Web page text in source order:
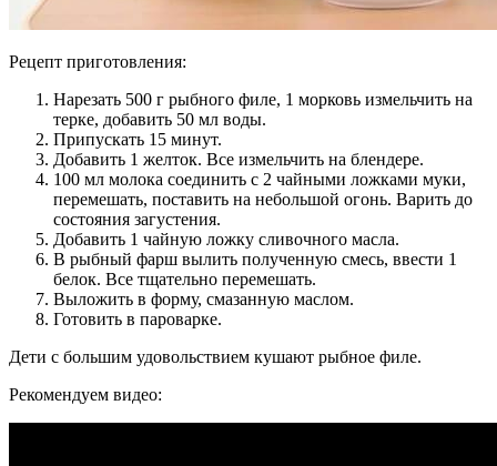
Рецепт приготовления:
Нарезать 500 г рыбного филе, 1 морковь измельчить на
терке, добавить 50 мл воды.
Припускать 15 минут.
Добавить 1 желток. Все измельчить на блендере.
100 мл молока соединить с 2 чайными ложками муки,
перемешать, поставить на небольшой огонь. Варить до
состояния загустения.
Добавить 1 чайную ложку сливочного масла.
В рыбный фарш вылить полученную смесь, ввести 1
белок. Все тщательно перемешать.
Выложить в форму, смазанную маслом.
Готовить в пароварке.
Дети с большим удовольствием кушают рыбное филе.
Рекомендуем видео: